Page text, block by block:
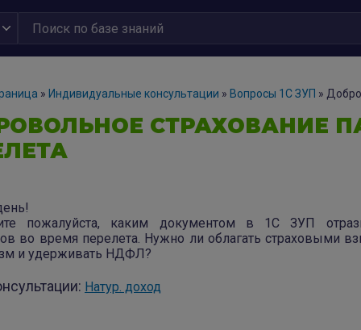
» Индивидуальные консультации » Вопросы 1С ЗУП »
СТРАХОВАНИЕ
пожалуйста, каким документом в 1С ЗУП
во время перелета. Нужно ли облагать страховыми
и удерживать НДФЛ?
Натур. доход